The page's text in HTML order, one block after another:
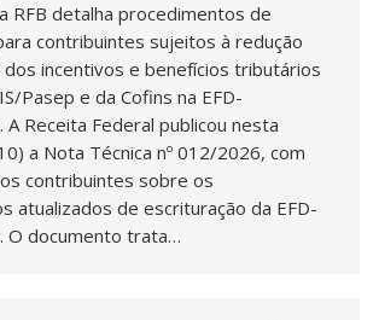
RFB detalha procedimentos de
contribuintes sujeitos à redução
dos incentivos e benefícios tributários
Pasep e da Cofins na EFD-
A Receita Federal publicou nesta
a Nota Técnica nº 012/2026, com
contribuintes sobre os
atualizados de escrituração da EFD-
O documento trata…